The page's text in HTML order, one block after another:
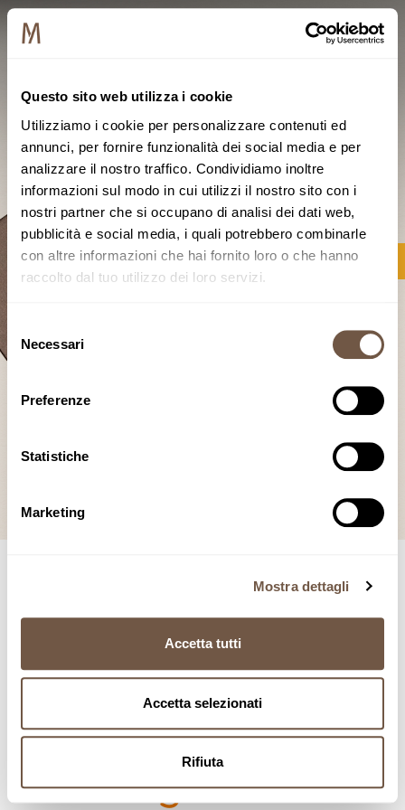
Questo sito web utilizza i cookie
Utilizziamo i cookie per personalizzare contenuti ed
annunci, per fornire funzionalità dei social media e per
analizzare il nostro traffico. Condividiamo inoltre
informazioni sul modo in cui utilizzi il nostro sito con i
nostri partner che si occupano di analisi dei dati web,
pubblicità e social media, i quali potrebbero combinarle
con altre informazioni che hai fornito loro o che hanno
raccolto dal tuo utilizzo dei loro servizi.
delNecessari
Preferenze
Statistiche
Marketing
Mostra dettagli
Accetta tutti
Accetta selezionati
Rifiuta
Regala ai tuoi
dipendenti, clienti e
partner il gusto
autentico della
Pasta Agricola